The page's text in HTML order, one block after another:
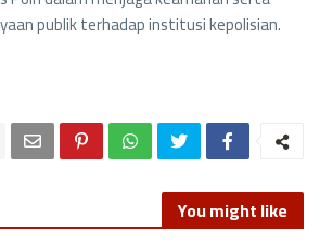
publik terhadap institusi kepolisian.
You might like